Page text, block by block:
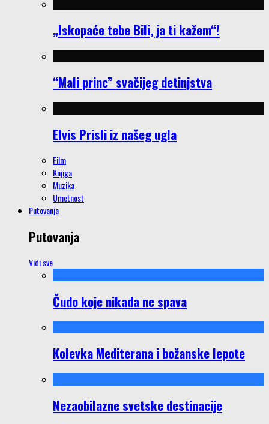
„Iskopaće tebe Bili, ja ti kažem“!
“Mali princ” svačijeg detinjstva
Elvis Prisli iz našeg ugla
Film
Knjiga
Muzika
Umetnost
Putovanja
Putovanja
Vidi sve
Čudo koje nikada ne spava
Kolevka Mediterana i božanske lepote
Nezaobilazne svetske destinacije